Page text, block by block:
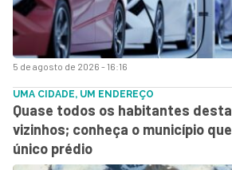
5 de agosto de 2026 - 16:16
UMA CIDADE, UM ENDEREÇO
Quase todos os habitantes
vizinhos; conheça o município
único prédio